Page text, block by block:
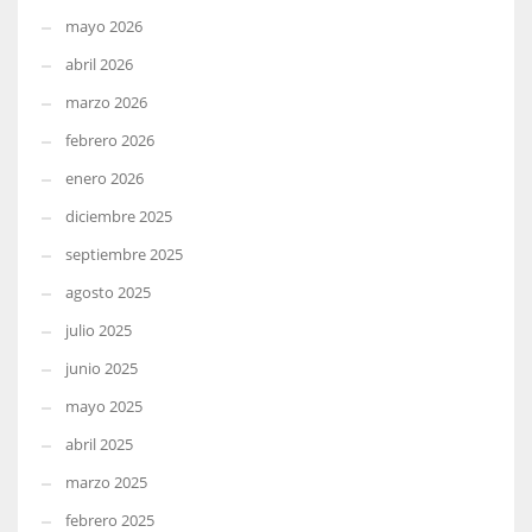
mayo 2026
abril 2026
marzo 2026
febrero 2026
enero 2026
diciembre 2025
septiembre 2025
agosto 2025
julio 2025
junio 2025
mayo 2025
abril 2025
marzo 2025
febrero 2025